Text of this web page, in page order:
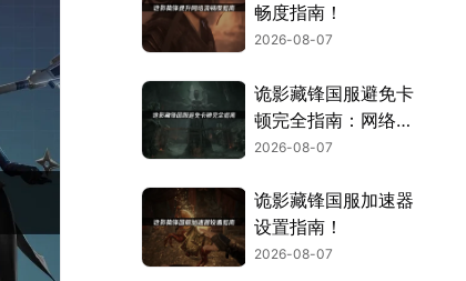
畅度指南！
2026-08-07
诡影藏锋国服避免卡
顿完全指南：网络优
化与解决技巧！
2026-08-07
诡影藏锋国服加速器
设置指南！
2026-08-07